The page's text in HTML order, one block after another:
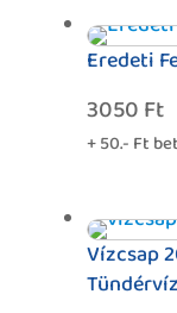
Eredeti
3050Ft
+ 50.- Ft
Vízcsap